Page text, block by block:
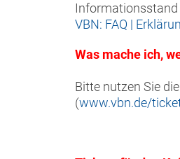
VBN: FAQ |
Was mache ich,
Bitte nutzen Sie
(www.vbn.de/